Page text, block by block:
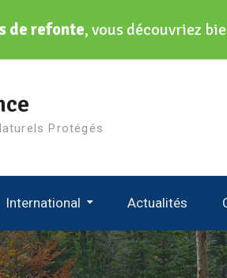
de refonte, vous découvriez
Protégés
International Actualités